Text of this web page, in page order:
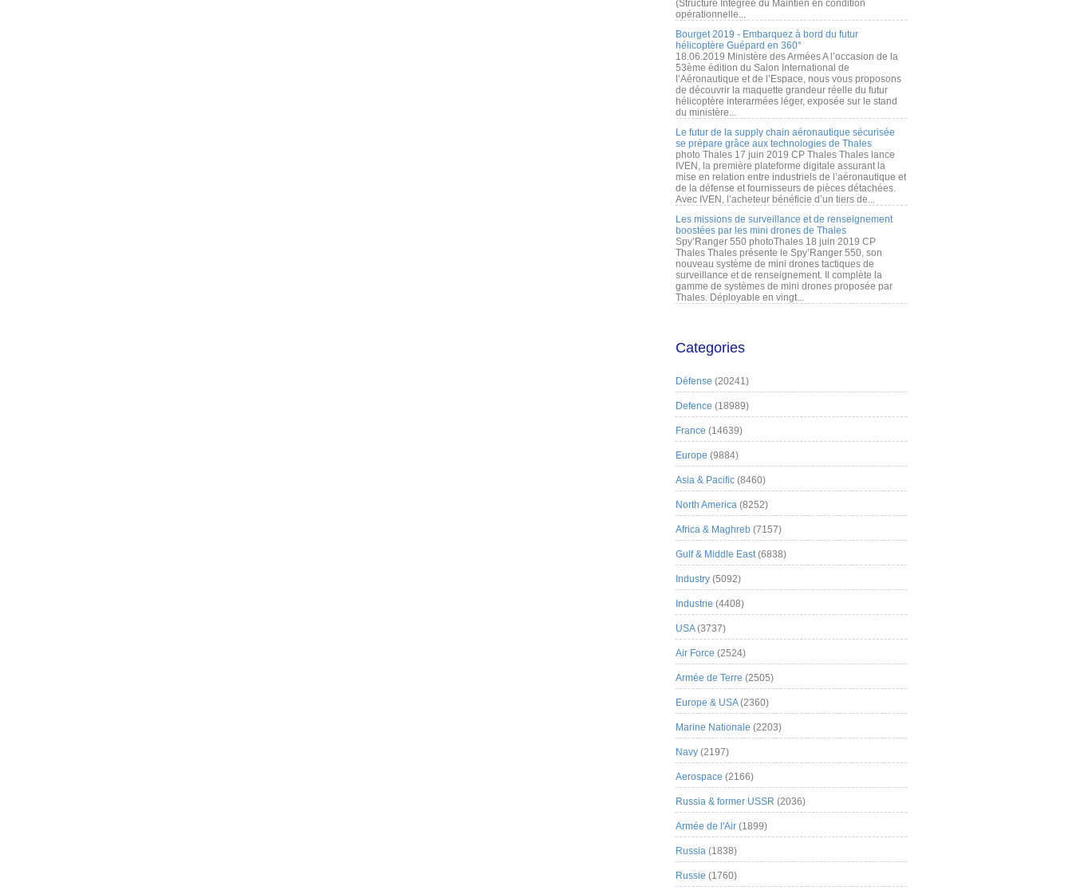
(Structure Intégrée du Maintien en condition
opérationnelle...
Bourget 2019 - Embarquez à bord du futur
hélicoptère Guépard en 360°
18.06.2019 Ministère des Armées A l’occasion de la
53ème édition du Salon International de
l’Aéronautique et de l’Espace, nous vous proposons
de découvrir la maquette grandeur réelle du futur
hélicoptère interarmées léger, exposée sur le stand
du ministère...
Le futur de la supply chain aéronautique sécurisée
se prépare grâce aux technologies de Thales
photo Thales 17 juin 2019 CP Thales Thales lance
IVEN, la première plateforme digitale assurant la
mise en relation entre industriels de l’aéronautique et
de la défense et fournisseurs de pièces détachées.
Avec IVEN, l’acheteur bénéficie d’un tiers de...
Les missions de surveillance et de renseignement
boostées par les mini drones de Thales
Spy’Ranger 550 photoThales 18 juin 2019 CP
Thales Thales présente le Spy’Ranger 550, son
nouveau système de mini drones tactiques de
surveillance et de renseignement. Il complète la
gamme de systèmes de mini drones proposée par
Thales. Déployable en vingt...
Categories
Défense (20241)
Defence (18989)
France (14639)
Europe (9884)
Asia & Pacific (8460)
North America (8252)
Africa & Maghreb (7157)
Gulf & Middle East(6838)
Industry (5092)
Industrie (4408)
USA(3737)
Air Force (2524)
Armée de Terre (2505)
Europe & USA(2360)
Marine Nationale (2203)
Navy (2197)
Aerospace (2166)
Russia & former USSR (2036)
Armée de l'Air (1899)
Russia (1838)
Russie (1760)